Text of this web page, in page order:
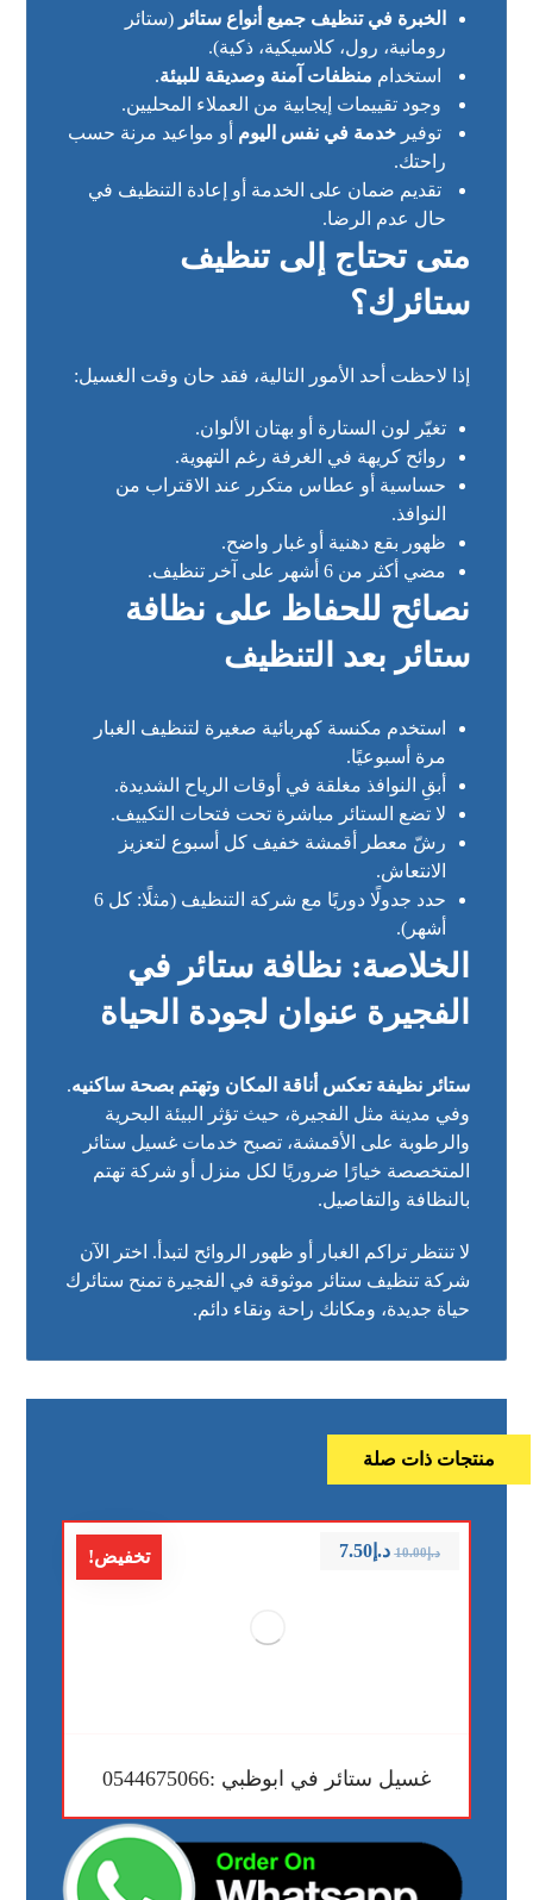
الخبرة في تنظيف جميع أنواع ستائر (ستائر
رومانية، رول، كلاسيكية، ذكية).
استخدام منظفات آمنة وصديقة للبيئة.
وجود تقييمات إيجابية من العملاء المحليين.
توفيرخدمة في نفس اليوم أو مواعيد مرنة حسب
راحتك.
تقديم ضمان على الخدمة أو إعادة التنظيف في
حال عدم الرضا.
متى تحتاج إلى تنظيف
ستائرك؟
إذا لاحظت أحد الأمور التالية، فقد حان وقت الغسيل:
تغيّر لون الستارة أو بهتان الألوان.
روائح كريهة في الغرفة رغم التهوية.
حساسية أو عطاس متكرر عند الاقتراب من
النوافذ.
ظهور بقع دهنية أو غبار واضح.
مضي أكثر من 6 أشهر على آخر تنظيف.
نصائح للحفاظ على نظافة
ستائر بعد التنظيف
استخدم مكنسة كهربائية صغيرة لتنظيف الغبار
مرة أسبوعيًا.
أبقِ النوافذ مغلقة في أوقات الرياح الشديدة.
لا تضع الستائر مباشرة تحت فتحات التكييف.
رشّ معطر أقمشة خفيف كل أسبوع لتعزيز
الانتعاش.
حدد جدولًا دوريًا مع شركة التنظيف (مثلًا: كل 6
أشهر).
الخلاصة: نظافة ستائر في
الفجيرة عنوان لجودة الحياة
ستائر نظيفة تعكس أناقة المكان وتهتم بصحة ساكنيه.
وفي مدينة مثل الفجيرة، حيث تؤثر البيئة البحرية
والرطوبة على الأقمشة، تصبح خدمات غسيل ستائر
المتخصصة خيارًا ضروريًا لكل منزل أو شركة تهتم
بالنظافة والتفاصيل.
لا تنتظر تراكم الغبار أو ظهور الروائح لتبدأ. اختر الآن
شركة تنظيف ستائر موثوقة في الفجيرة تمنح ستائرك
حياة جديدة، ومكانك راحة ونقاء دائم.
منتجات ذات صلة
تخفيض!
غسيل ستائر في ابوظبي :0544675066
د.إ10.00 د.إ7.50